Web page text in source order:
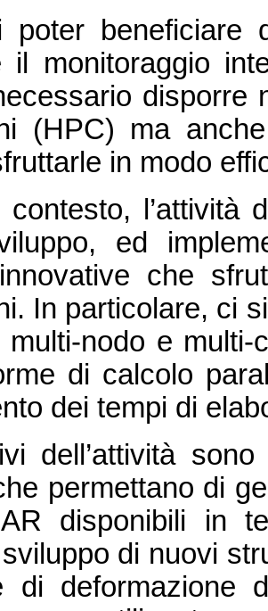
beneficiare
il monitoraggio
disporre
(HPC) ma
in modo
contesto, l’attività
ed
che
In particolare, ci
multi-nodo e
di calcolo
dei tempi di
dell’attività
permettano di
disponibili in
di nuovi
di deformazione